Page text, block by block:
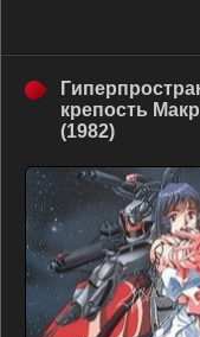
крепость
(1982)